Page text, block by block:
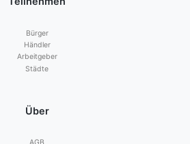
Bürger
Händler
Arbeitgeber
Städte
Über
AGB